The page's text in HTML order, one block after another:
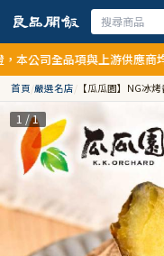
全品項與上游供應商均未採
首頁/嚴選名店/ 【瓜瓜園】NG冰
1 / 1